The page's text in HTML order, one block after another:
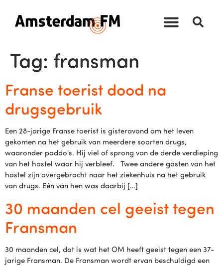
Tag: fransman
Franse toerist dood na
drugsgebruik
Een 28-jarige Franse toerist is gisteravond om het leven
gekomen na het gebruik van meerdere soorten drugs,
waaronder paddo's. Hij viel of sprong van de derde verdieping
van het hostel waar hij verbleef. Twee andere gasten van het
hostel zijn overgebracht naar het ziekenhuis na het gebruik
van drugs. Eén van hen was daarbij […]
30 maanden cel geeist tegen
Fransman
30 maanden cel, dat is wat het OM heeft geeist tegen een 37-
jarige Fransman. De Fransman wordt ervan beschuldigd een